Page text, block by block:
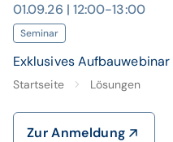
01.09.26 | 12:00-13:00
Seminar
Exklusives Aufbauwebinar
Startseite Lösungen
Zur Anmeldung